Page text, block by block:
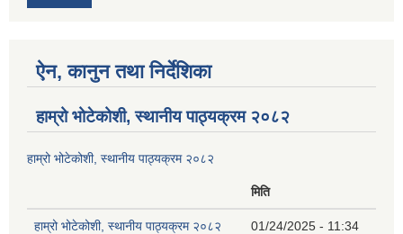
ऐन, कानुन तथा निर्देशिका
हाम्रो भोटेकोशी, स्थानीय पाठ्यक्रम २०८२
हाम्रो भोटेकोशी, स्थानीय पाठ्यक्रम २०८२
मिति
हाम्रो भोटेकोशी, स्थानीय पाठ्यक्रम २०८२ 01/24/2025 - 11:34